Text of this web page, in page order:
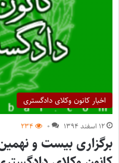
اخبار کانون وکلای دادگستری
۱۲ اسفند ۱۳۹۴ ۰ ۲۳۴
برگزاری بیست و